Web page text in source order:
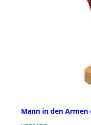
Mann in den Armen